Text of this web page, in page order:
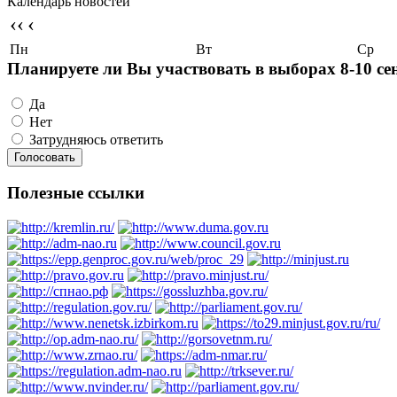
‹‹ ‹
Пн Вт Ср
Планируете ли Вы участвовать в выборах 8-10
Да
Нет
Затрудняюсь ответить
Полезные ссылки